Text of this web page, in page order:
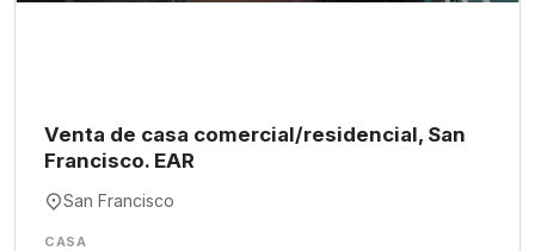
Venta de casa comercial/residencial, San
Francisco. EAR
San Francisco
CASA